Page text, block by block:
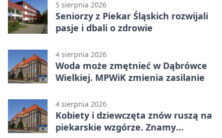
5 sierpnia 2026
Seniorzy z Piekar Śląskich rozwijali
pasje i dbali o zdrowie
4 sierpnia 2026
Woda może zmętnieć w Dąbrówce
Wielkiej. MPWiK zmienia zasilanie
4 sierpnia 2026
Kobiety i dziewczęta znów ruszą na
piekarskie wzgórze. Znamy